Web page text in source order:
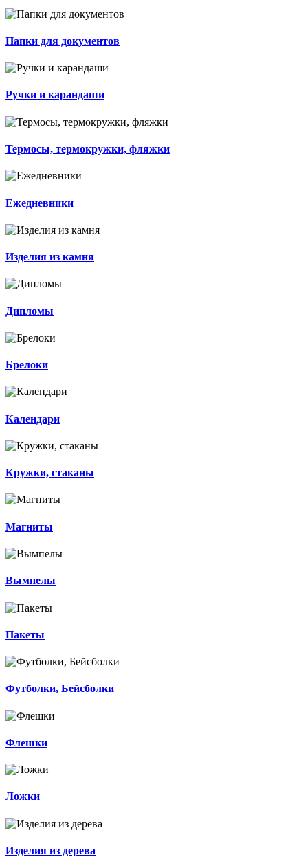
Папки для документов
Ручки и карандаши
Термосы, термокружки, фляжки
Ежедневники
Изделия из камня
Дипломы
Брелоки
Календари
Кружки, стаканы
Магниты
Вымпелы
Пакеты
Футболки, Бейсболки
Флешки
Ложки
Изделия из дерева